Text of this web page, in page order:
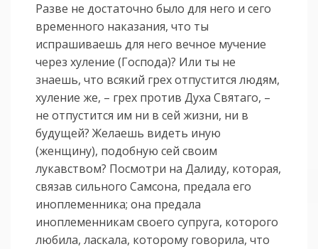
Разве не достаточно было для него и сего
временного наказания, что ты
испрашиваешь для него вечное мучение
через хуление (Господа)? Или ты не
знаешь, что всякий грех отпустится людям,
хуление же, – грех против Духа Святаго, –
не отпустится им ни в сей жизни, ни в
будущей? Желаешь видеть иную
(женщину), подобную сей своим
лукавством? Посмотри на Далиду, которая,
связав сильного Самсона, предала его
иноплеменника; она предала
иноплеменникам своего супруга, которого
любила, ласкала, которому говорила, что